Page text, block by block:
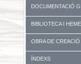
DOCUMENTACIÓ
BIBLIOTECA I
OBRA DE CREACIÓ
ÍNDEXS